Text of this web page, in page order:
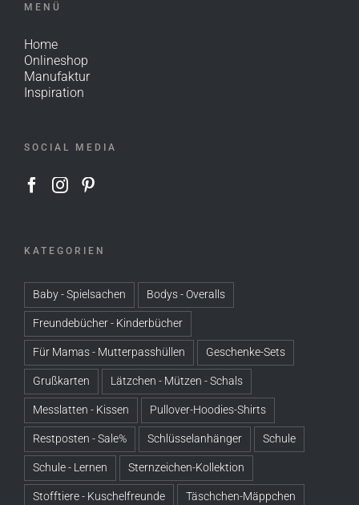
MENÜ
Home
Onlineshop
Manufaktur
Inspiration
SOCIAL MEDIA
KATEGORIEN
Baby - Spielsachen Bodys - Overalls
Freundebücher - Kinderbücher
Für Mamas - Mutterpasshüllen Geschenke-Sets
Grußkarten Lätzchen - Mützen - Schals
Messlatten - Kissen Pullover-Hoodies-Shirts
Restposten - Sale% Schlüsselanhänger Schule
Schule - Lernen Sternzeichen-Kollektion
Stofftiere - Kuschelfreunde Täschchen-Mäppchen